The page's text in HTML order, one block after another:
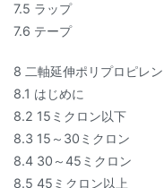
7.5 ラップ
7.6 テープ
8 二軸延伸ポリプロピレ
8.1 はじめに
8.2 15ミクロン以下
8.3 15～30ミクロン
8.4 30～45ミクロン
8.5 45ミクロン以上